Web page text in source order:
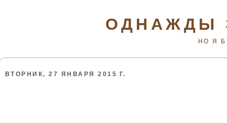
ОДНАЖДЫ
НО Я
ВТОРНИК, 27 ЯНВАРЯ 2015 Г.